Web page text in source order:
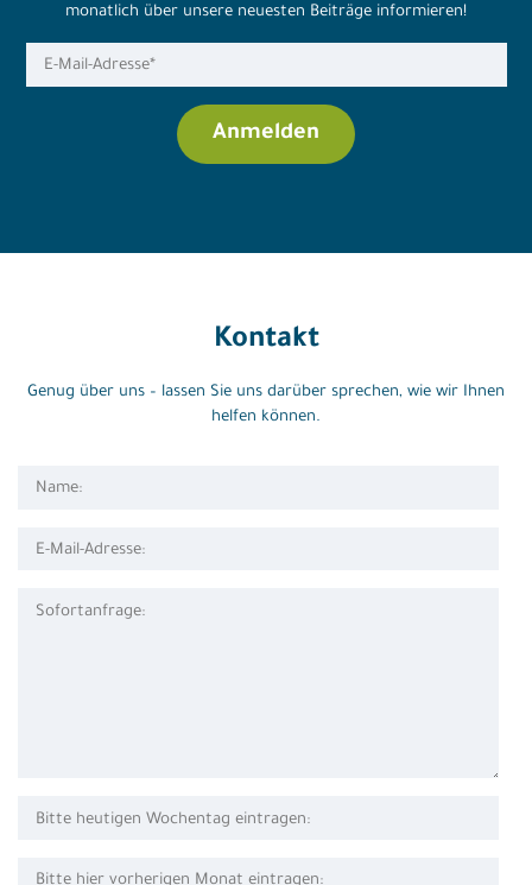
monatlich über unsere neuesten Beiträge informieren!
Kontakt
Genug über uns – lassen Sie uns darüber sprechen, wie wir Ihnen
helfen können.